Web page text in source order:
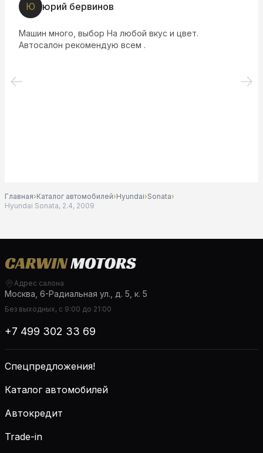
Ю юрий бервинов
Машин много, выбор На любой вкус и цвет.
Автосалон рекомендую всем .
Главная›Каталог автомобилей›Hyundai›Sonata›
Hyundai Sonata, 2.4, 2009
Адрес салона
Москва, 6-Радиальная ул., д. 5, к. 5
Без выходных, с 9:00 до 21:00
+7 499 302 33 69
Спецпредложения!
Каталог автомобилей
Автокредит
Trade-in